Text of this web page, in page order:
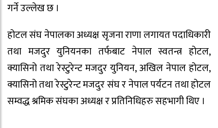
गर्ने उल्लेख छ ।
होटल संघ नेपालका अध्यक्ष सृजना राणा लगायत पदाधिकारी
तथा मजदुर युनियनका तर्फबाट नेपाल स्वतन्त्र होटल,
क्यासिनो तथा रेस्टुरेन्ट मजदुर युनियन, अखिल नेपाल होटल,
क्यासिनो तथा रेस्टुरेन्ट मजदुर संघ र नेपाल पर्यटन तथा होटल
सम्वद्ध श्रमिक संघका अध्यक्ष र प्रतिनिधिहरु सहभागी थिए ।